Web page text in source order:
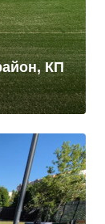
КП